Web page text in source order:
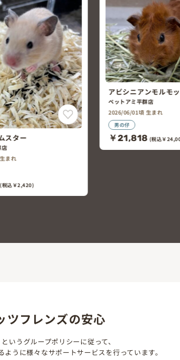
モルモット
店
まれ
(税込￥24,000)
ゼニガメ
ツフレンズの安心
いうグループポリシーに従って、
うに様々なサポートサービスを行っています。